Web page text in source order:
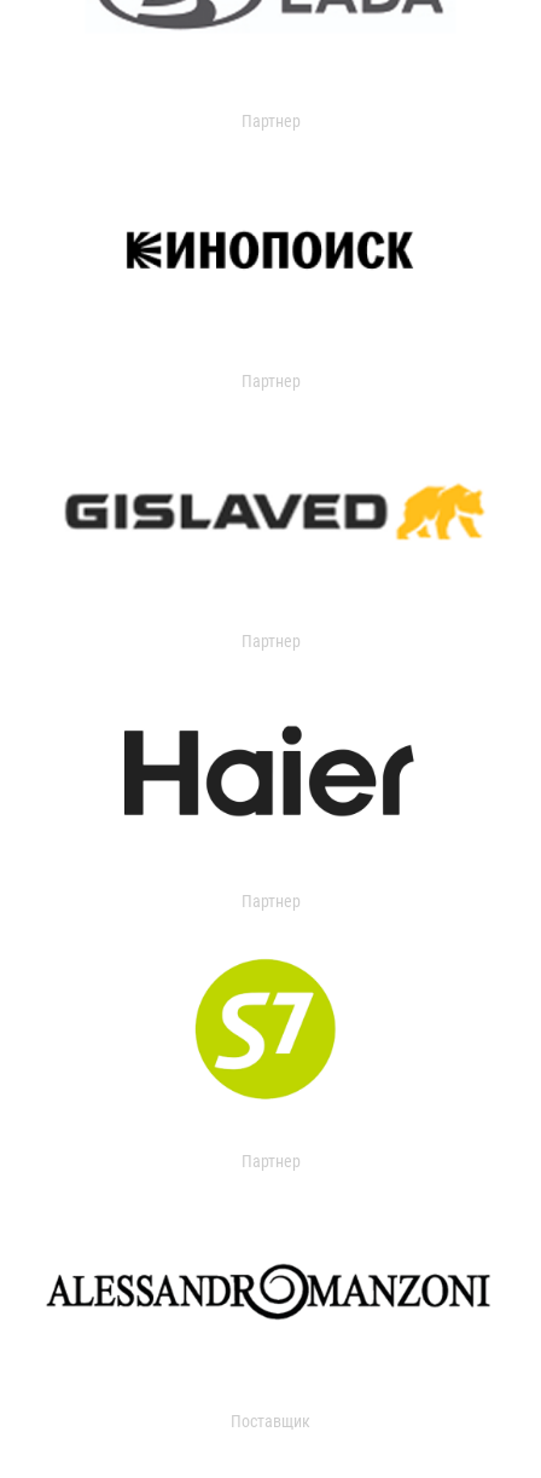
Партнер
Партнер
Партнер
Партнер
Партнер
Поставщик